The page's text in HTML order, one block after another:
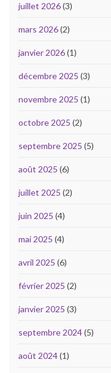
juillet 2026(3)
mars 2026(2)
janvier 2026(1)
décembre 2025 (3)
novembre 2025 (1)
octobre 2025 (2)
septembre 2025 (5)
août 2025 (6)
juillet 2025 (2)
juin 2025 (4)
mai 2025 (4)
avril 2025 (6)
février 2025 (2)
janvier 2025 (3)
septembre 2024(5)
août 2024(1)